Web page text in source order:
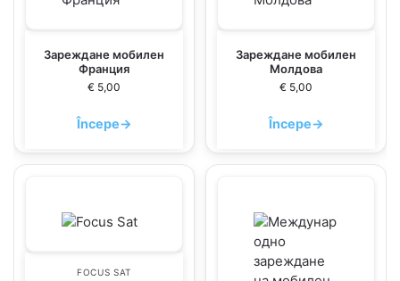
Зареждане мобилен
Франция
€ 5,00
Începe→
Зареждане мобилен
Молдова
€ 5,00
Începe→
FOCUS SAT